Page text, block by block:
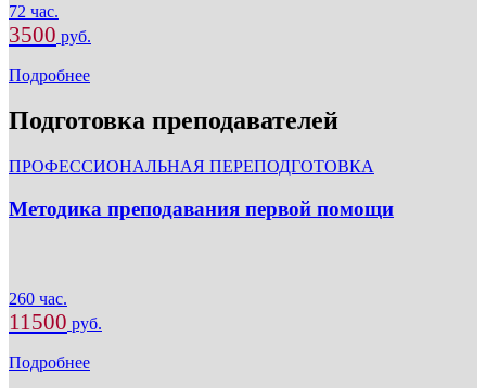
72 час.
3500 руб.
Подробнее
Подготовка преподавателей
ПРОФЕССИОНАЛЬНАЯ ПЕРЕПОДГОТОВКА
Методика преподавания первой помощи
260 час.
11500 руб.
Подробнее